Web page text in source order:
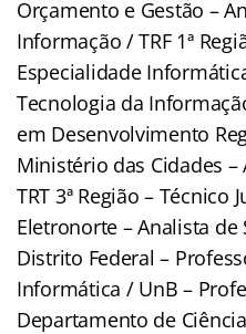
Orçamento e Gestão –
Informação / TRF 1ª
Especialidade
Tecnologia da
em Desenvolvimento
Ministério das Cidades
TRT 3ª Região – Técnico
Eletronorte – Analista
Distrito Federal –
Informática / UnB –
Departamento de